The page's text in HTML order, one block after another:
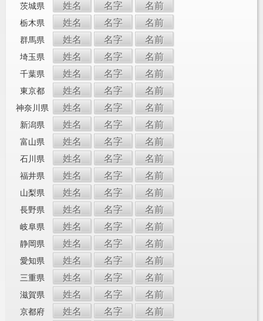
茨城県 姓名 名字 名前
栃木県 姓名 名字 名前
群馬県 姓名 名字 名前
埼玉県 姓名 名字 名前
千葉県 姓名 名字 名前
東京都 姓名 名字 名前
神奈川県 姓名 名字 名前
新潟県 姓名 名字 名前
富山県 姓名 名字 名前
石川県 姓名 名字 名前
福井県 姓名 名字 名前
山梨県 姓名 名字 名前
長野県 姓名 名字 名前
岐阜県 姓名 名字 名前
静岡県 姓名 名字 名前
愛知県 姓名 名字 名前
三重県 姓名 名字 名前
滋賀県 姓名 名字 名前
京都府 姓名 名字 名前